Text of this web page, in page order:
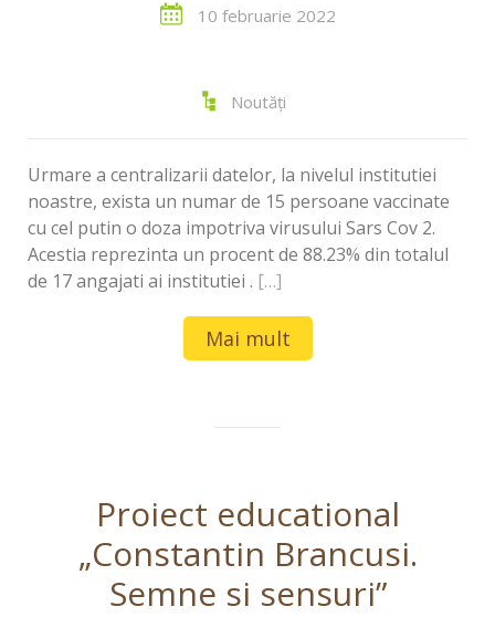
10 februarie 2022
Noutăți
Urmare a centralizarii datelor, la nivelul institutiei
noastre, exista un numar de 15 persoane vaccinate
cu cel putin o doza impotriva virusului Sars Cov 2.
Acestia reprezinta un procent de 88.23% din totalul
de 17 angajati ai institutiei . […]
Mai mult
Proiect educational
„Constantin Brancusi.
Semne si sensuri”